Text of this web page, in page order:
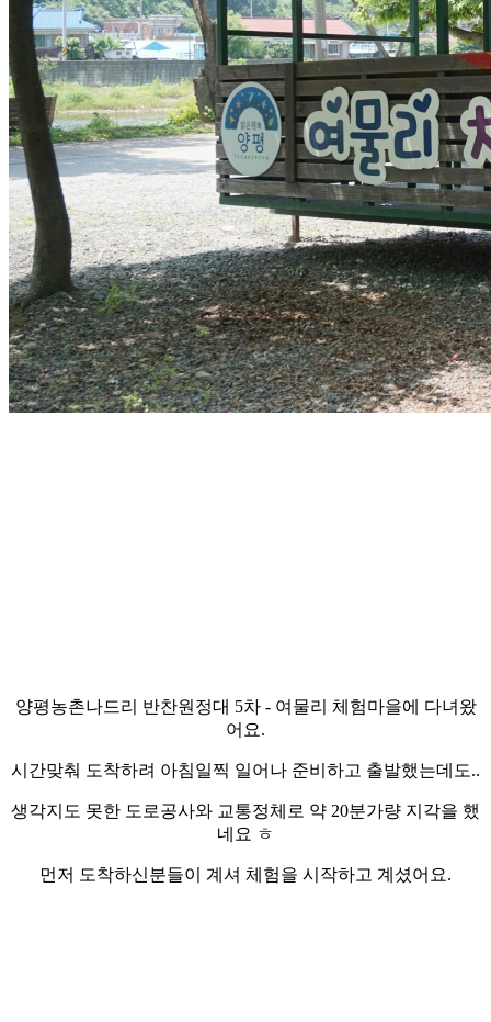
양평농촌나드리 반찬원정대 5차 - 여물리 체험마을에 다녀왔
어요.
시간맞춰 도착하려 아침일찍 일어나 준비하고 출발했는데도..
생각지도 못한 도로공사와 교통정체로 약 20분가량 지각을 했
네요 ㅎ
먼저 도착하신분들이 계셔 체험을 시작하고 계셨어요.